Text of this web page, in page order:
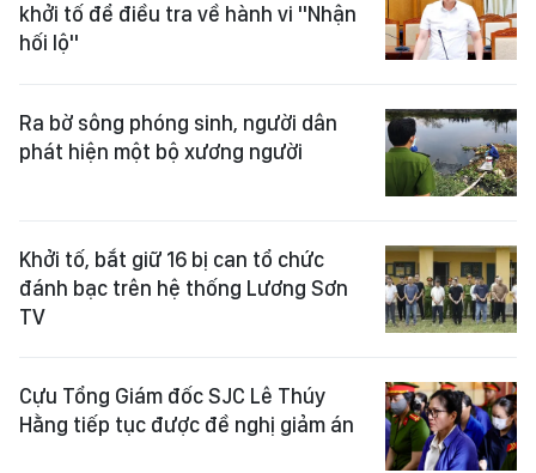
khởi tố để điều tra về hành vi "Nhận
hối lộ"
Ra bờ sông phóng sinh, người dân
phát hiện một bộ xương người
Khởi tố, bắt giữ 16 bị can tổ chức
đánh bạc trên hệ thống Lương Sơn
TV
Cựu Tổng Giám đốc SJC Lê Thúy
Hằng tiếp tục được đề nghị giảm án